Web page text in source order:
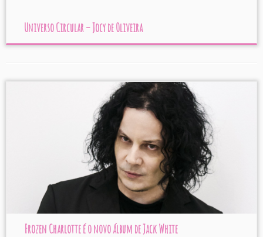
Universo Circular – Jocy de Oliveira
Frozen Charlotte é o novo álbum de Jack White